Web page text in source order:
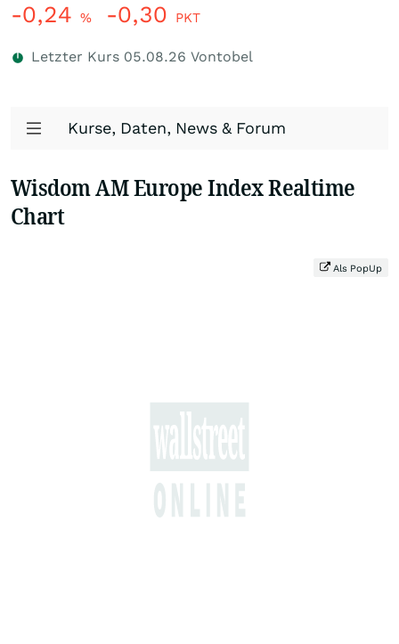
-0,24 % -0,30 PKT
Letzter Kurs 05.08.26 Vontobel
Kurse, Daten, News & Forum
Wisdom AM Europe Index Realtime
Chart
Als PopUp